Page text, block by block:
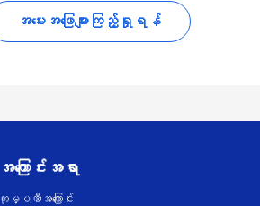
အမေးအဖြေများကြည့်ရှုရန်
အကြောင်းအရာ
ကုမ္ပဏီအကြောင်း